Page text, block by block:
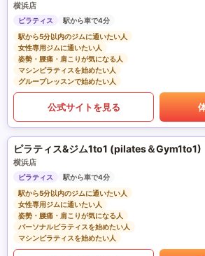
横浜店
ピラティス
駅から車で4分
駅から5分以内のジムに通いたい人
女性専用ジムに通いたい人
姿勢・腰痛・肩こりが気になる人
マシンピラティスを始めたい人
グループレッスンで始めたい人
公式サイトを見る
ピラティス&ジム1to1 (pilates＆Gym1to1)
横浜店
ピラティス
駅から車で4分
駅から5分以内のジムに通いたい人
女性専用ジムに通いたい人
姿勢・腰痛・肩こりが気になる人
パーソナルピラティスを始めたい人
マシンピラティスを始めたい人